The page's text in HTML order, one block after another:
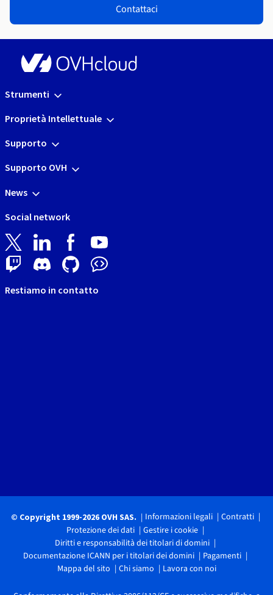
Contattaci
Strumenti
Proprietà Intellettuale
Supporto
Supporto OVH
News
Social network
Restiamo in contatto
© Copyright 1999-2026 OVH SAS. Informazioni legali
Contratti
Protezione dei dati
Gestire i cookie
Diritti e responsabilità dei titolari di domini
Documentazione ICANN per i titolari dei domini
Pagamenti
Mappa del sito
Chi siamo Lavora con noi